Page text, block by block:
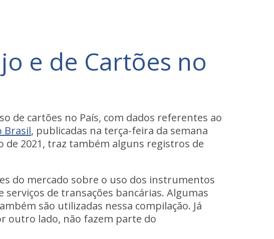
e de Cartões no
de cartões no País, com dados referentes ao
Brasil, publicadas na terça-feira da semana
de 2021, traz também alguns registros de
do mercado sobre o uso dos instrumentos
de transações bancárias. Algumas
são utilizadas nessa compilação. Já
outro lado, não fazem parte do